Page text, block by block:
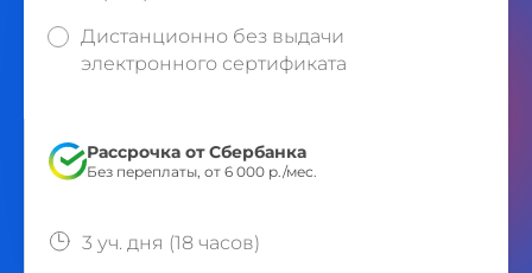
Дистанционно без выдачи
электронного сертификата
Рассрочка от Сбербанка
Без переплаты, от 6 000 р./мес.
3 уч. дня (18 часов)